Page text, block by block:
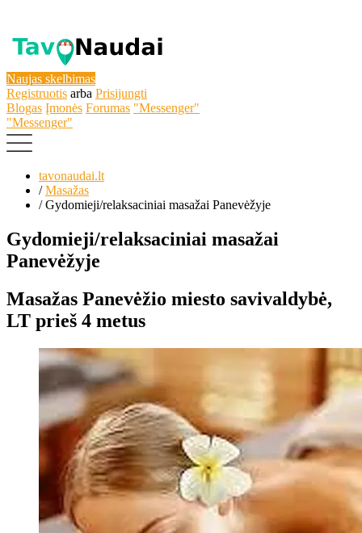
Naujas skelbimas
Registruotis arba Prisijungti
Blogas Įmonės Forumas "Messenger"
"Messenger"
tavonaudai.lt
/Masažas
/Gydomieji/relaksaciniai masažai Panevėžyje
Gydomieji/relaksaciniai masažai
Panevėžyje
Masažas Panevėžio miesto savivaldybė,
LT prieš 4 metus